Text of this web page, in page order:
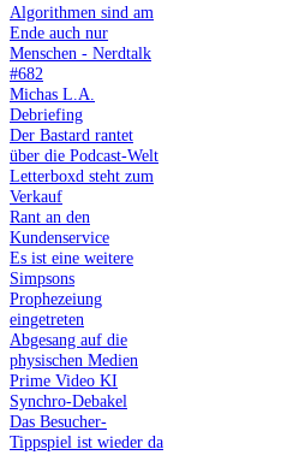
Algorithmen sind am
Ende auch nur
Menschen - Nerdtalk
#682
Michas L.A.
Debriefing
Der Bastard rantet
über die Podcast-Welt
Letterboxd steht zum
Verkauf
Rant an den
Kundenservice
Es ist eine weitere
Simpsons
Prophezeiung
eingetreten
Abgesang auf die
physischen Medien
Prime Video KI
Synchro-Debakel
Das Besucher-
Tippspiel ist wieder da